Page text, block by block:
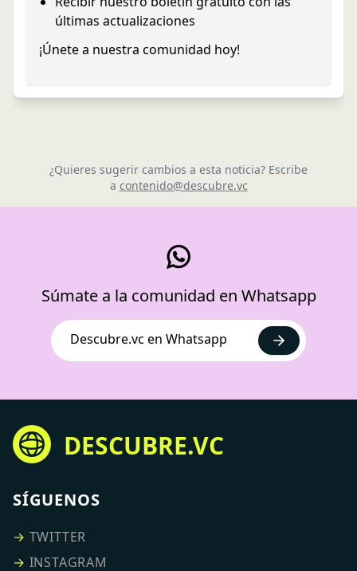
últimas actualizaciones
¡Únete a nuestra comunidad hoy!
¿Quieres sugerir cambios a esta noticia? Escribe
a contenido@descubre.vc
Súmate a la comunidad en Whatsapp
Descubre.vc en Whatsapp
DESCUBRE.VC
SÍGUENOS
→ TWITTER
→ INSTAGRAM